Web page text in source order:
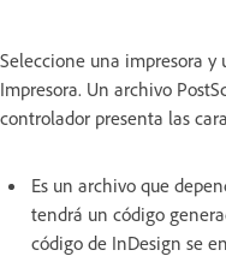
Seleccione una impresora
Impresora. Un archivo
controlador presenta las
Es un archivo que
tendrá un código
código de InDesign se